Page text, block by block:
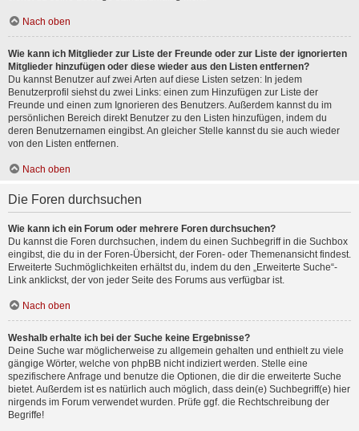
Nach oben
Wie kann ich Mitglieder zur Liste der Freunde oder zur Liste der ignorierten
Mitglieder hinzufügen oder diese wieder aus den Listen entfernen?
Du kannst Benutzer auf zwei Arten auf diese Listen setzen: In jedem
Benutzerprofil siehst du zwei Links: einen zum Hinzufügen zur Liste der
Freunde und einen zum Ignorieren des Benutzers. Außerdem kannst du im
persönlichen Bereich direkt Benutzer zu den Listen hinzufügen, indem du
deren Benutzernamen eingibst. An gleicher Stelle kannst du sie auch wieder
von den Listen entfernen.
Nach oben
Die Foren durchsuchen
Wie kann ich ein Forum oder mehrere Foren durchsuchen?
Du kannst die Foren durchsuchen, indem du einen Suchbegriff in die Suchbox
eingibst, die du in der Foren-Übersicht, der Foren- oder Themenansicht findest.
Erweiterte Suchmöglichkeiten erhältst du, indem du den „Erweiterte Suche“-
Link anklickst, der von jeder Seite des Forums aus verfügbar ist.
Nach oben
Weshalb erhalte ich bei der Suche keine Ergebnisse?
Deine Suche war möglicherweise zu allgemein gehalten und enthielt zu viele
gängige Wörter, welche von phpBB nicht indiziert werden. Stelle eine
spezifischere Anfrage und benutze die Optionen, die dir die erweiterte Suche
bietet. Außerdem ist es natürlich auch möglich, dass dein(e) Suchbegriff(e) hier
nirgends im Forum verwendet wurden. Prüfe ggf. die Rechtschreibung der
Begriffe!